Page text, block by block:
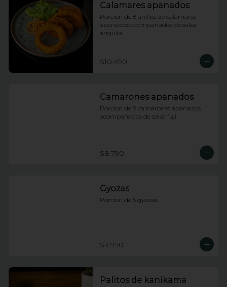
Calamares apanados
Porcion de 8 anillos de calamares
apanados acompañados de salsa
anguila
$10.490
Camarones apanados
Porcion de 8 camarones apanados
acompañados de salsa fuji
$8.790
Gyozas
Porcion de 5 gyozas
$4.990
Palitos de kanikama